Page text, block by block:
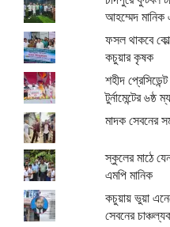
আহম্মেদ মানিক
ফসল থাকবে
কচুয়ার কৃষক
শহীদ
টুর্নামেন্টের ৬ষ্ঠ
মাদক সেবনের
স্কুলের মাঠে
এমপি মানিক
কচুয়ায় ভুয়া
সেবনের